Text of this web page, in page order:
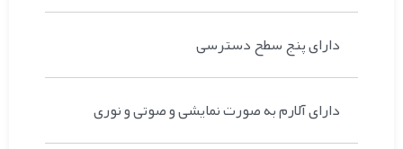
دارای پنج سطح دسترسی
دارای آلارم به صورت نمایشی و صوتی و نوری